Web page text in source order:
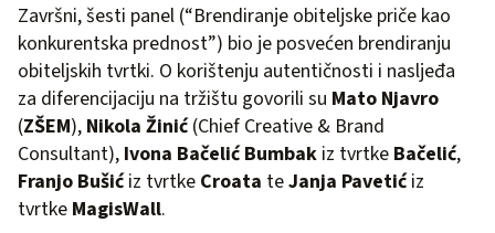
Završni, šesti panel (“Brendiranje obiteljske priče kao
konkurentska prednost”) bio je posvećen brendiranju
obiteljskih tvrtki. O korištenju autentičnosti i nasljeđa
za diferencijaciju na tržištu govorili su Mato Njavro
(ZŠEM), Nikola Žinić(Chief Creative & Brand
Consultant), Ivona Bačelić Bumbak iz tvrtke Bačelić,
Franjo Bušićiz tvrtke Croata teJanja Pavetićiz
tvrtke MagisWall.